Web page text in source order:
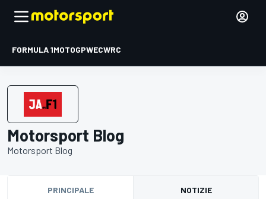
FORMULA 1MOTOGPWECWRC
Motorsport Blog
Motorsport Blog
PRINCIPALE NOTIZIE